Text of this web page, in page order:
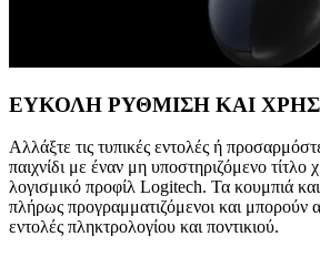
ΕΥΚΟΛΗ ΡΥΘΜΙΣΗ ΚΑΙ
Αλλάξτε τις τυπικές εντολές ή
παιχνίδι με έναν μη υποστηριζόμενο τίτλο
λογισμικό προφίλ Logitech. Τα κουμπιά και
πλήρως προγραμματιζόμενοι και μπορούν
εντολές πληκτρολογίου και ποντικιού.